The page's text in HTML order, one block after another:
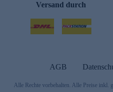
Versand durch
AGB
Alle Rechte vorbehalten. Alle Preise inkl.